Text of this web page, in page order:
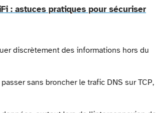
: astuces pratiques pour sécuriser
discrètement des informations hors du
sans broncher le trafic DNS sur TCP,